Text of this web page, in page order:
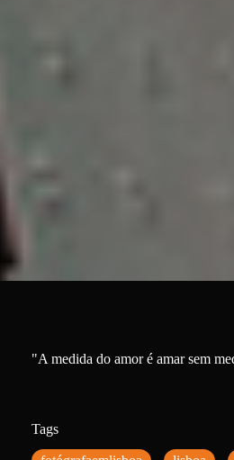
"A medida do amor é amar sem
Tags